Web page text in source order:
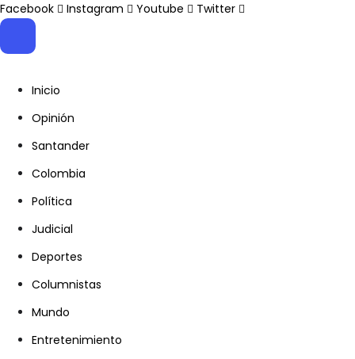
Facebook Instagram Youtube Twitter
Inicio
Opinión
Santander
Colombia
Política
Judicial
Deportes
Columnistas
Mundo
Entretenimiento